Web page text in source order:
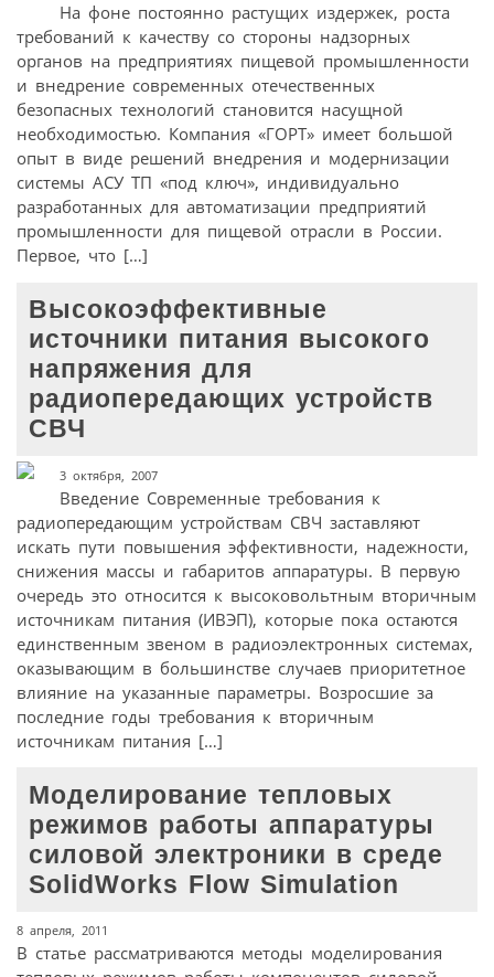
На фоне постоянно растущих издержек, роста
требований к качеству со стороны надзорных
органов на предприятиях пищевой промышленности
и внедрение современных отечественных
безопасных технологий становится насущной
необходимостью. Компания «ГОРТ» имеет большой
опыт в виде решений внедрения и модернизации
системы АСУ ТП «под ключ», индивидуально
разработанных для автоматизации предприятий
промышленности для пищевой отрасли в России.
Первое, что […]
Высокоэффективные
источники питания высокого
напряжения для
радиопередающих устройств
СВЧ
3 октября, 2007
Введение Современные требования к
радиопередающим устройствам СВЧ заставляют
искать пути повышения эффективности, надежности,
снижения массы и габаритов аппаратуры. В первую
очередь это относится к высоковольтным вторичным
источникам питания (ИВЭП), которые пока остаются
единственным звеном в радиоэлектронных системах,
оказывающим в большинстве случаев приоритетное
влияние на указанные параметры. Возросшие за
последние годы требования к вторичным
источникам питания […]
Моделирование тепловых
режимов работы аппаратуры
силовой электроники в среде
SolidWorks Flow Simulation
8 апреля, 2011
В статье рассматриваются методы моделирования